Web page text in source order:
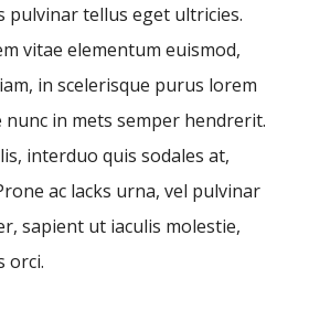
pulvinar tellus eget ultricies.
vitae elementum euismod,
in scelerisque purus lorem
nunc in mets semper hendrerit.
interduo quis sodales at,
ac lacks urna, vel pulvinar
sapient ut iaculis molestie,
orci.